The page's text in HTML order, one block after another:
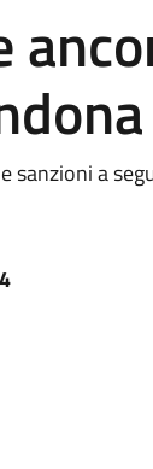
sanzioni a